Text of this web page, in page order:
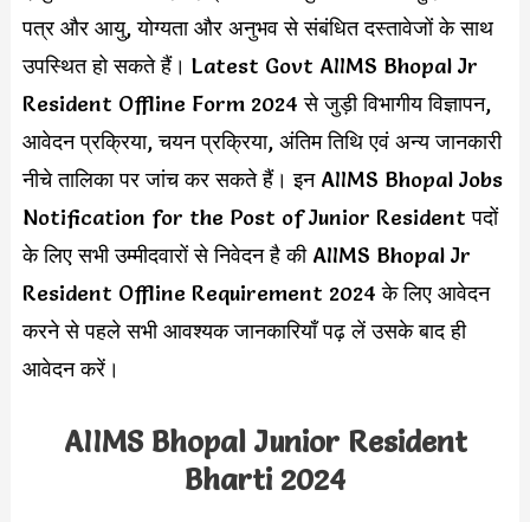
पत्र और आयु, योग्यता और अनुभव से संबंधित दस्तावेजों के साथ
उपस्थित हो सकते हैं। Latest Govt AIIMS Bhopal Jr
Resident Offline Form 2024 से जुड़ी विभागीय विज्ञापन,
आवेदन प्रक्रिया, चयन प्रक्रिया, अंतिम तिथि एवं अन्य जानकारी
नीचे तालिका पर जांच कर सकते हैं। इन AIIMS Bhopal Jobs
Notification for the Post of Junior Resident पदों
के लिए सभी उम्मीदवारों से निवेदन है की AIIMS Bhopal Jr
Resident Offline Requirement 2024 के लिए आवेदन
करने से पहले सभी आवश्यक जानकारियाँ पढ़ लें उसके बाद ही
आवेदन करें।
AIIMS Bhopal Junior Resident
Bharti 2024